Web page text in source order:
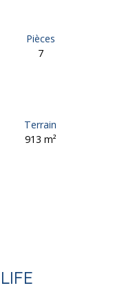
Pièces
7
Terrain
913 m²